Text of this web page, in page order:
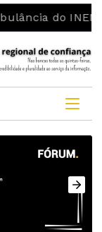
INEM fica no